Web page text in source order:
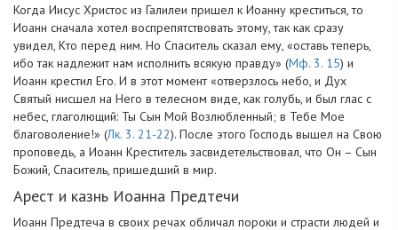
Когда Иисус Христос из Галилеи пришел к Иоанну креститься, то
Иоанн сначала хотел воспрепятствовать этому, так как сразу
увидел, Кто перед ним. Но Спаситель сказал ему, «оставь теперь,
ибо так надлежит нам исполнить всякую правду» (Мф. 3. 15) и
Иоанн крестил Его. И в этот момент «отверзлось небо, и Дух
Святый нисшел на Него в телесном виде, как голубь, и был глас с
небес, глаголющий: Ты Сын Мой Возлюбленный; в Тебе Мое
благоволение!» (Лк. 3. 21-22). После этого Господь вышел на Свою
проповедь, а Иоанн Креститель засвидетельствовал, что Он – Сын
Божий, Спаситель, пришедший в мир.
Арест и казнь Иоанна Предтечи
Иоанн Предтеча в своих речах обличал пороки и страсти людей и